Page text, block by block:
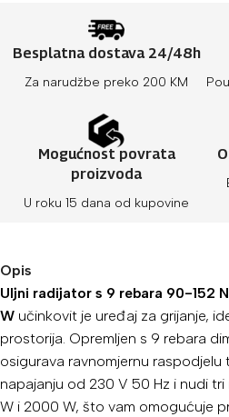
Besplatna dostava 24/48h
Za narudžbe preko 200 KM
Mogućnost povrata
proizvoda
U roku 15 dana od kupovine
Opis
Uljni radijator s 9 rebara 90-152
W učinkovit je uređaj za grijanje,
prostorija. Opremljen s 9 rebara
osigurava ravnomjernu raspodjelu
napajanju od 230 V 50 Hz i nudi tri
W i 2000 W, što vam omogućuje